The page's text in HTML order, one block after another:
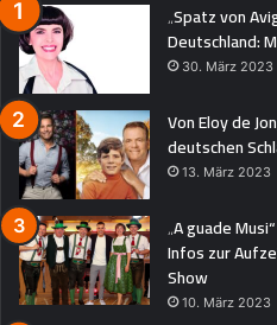
„Spatz von
Deutschland:
30. März 2023
Von Eloy de
deutschen
13. März 2023
„A guade
Infos zur
Show
10. März 2023